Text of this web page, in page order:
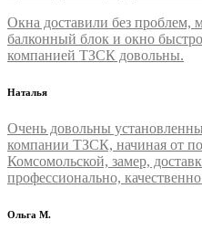
Окна доставили без проблем,
балконный блок и окно
компанией ТЗСК довольны.
Наталья
Очень довольны
компании ТЗСК, начиная от
Комсомольской, замер,
профессионально,
Ольга М.